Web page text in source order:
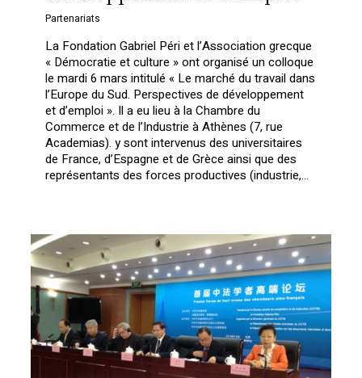
Partenariats
La Fondation Gabriel Péri et l’Association grecque
« Démocratie et culture » ont organisé un colloque
le mardi 6 mars intitulé « Le marché du travail dans
l’Europe du Sud. Perspectives de développement
et d’emploi ». Il a eu lieu à la Chambre du
Commerce et de l’Industrie à Athènes (7, rue
Academias). y sont intervenus des universitaires
de France, d’Espagne et de Grèce ainsi que des
représentants des forces productives (industrie,…